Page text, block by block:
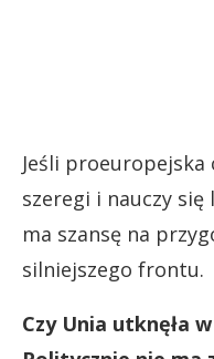
Jeśli
szeregi i nauczy
ma szansę na
silniejszego frontu.
Czy Unia utknęła